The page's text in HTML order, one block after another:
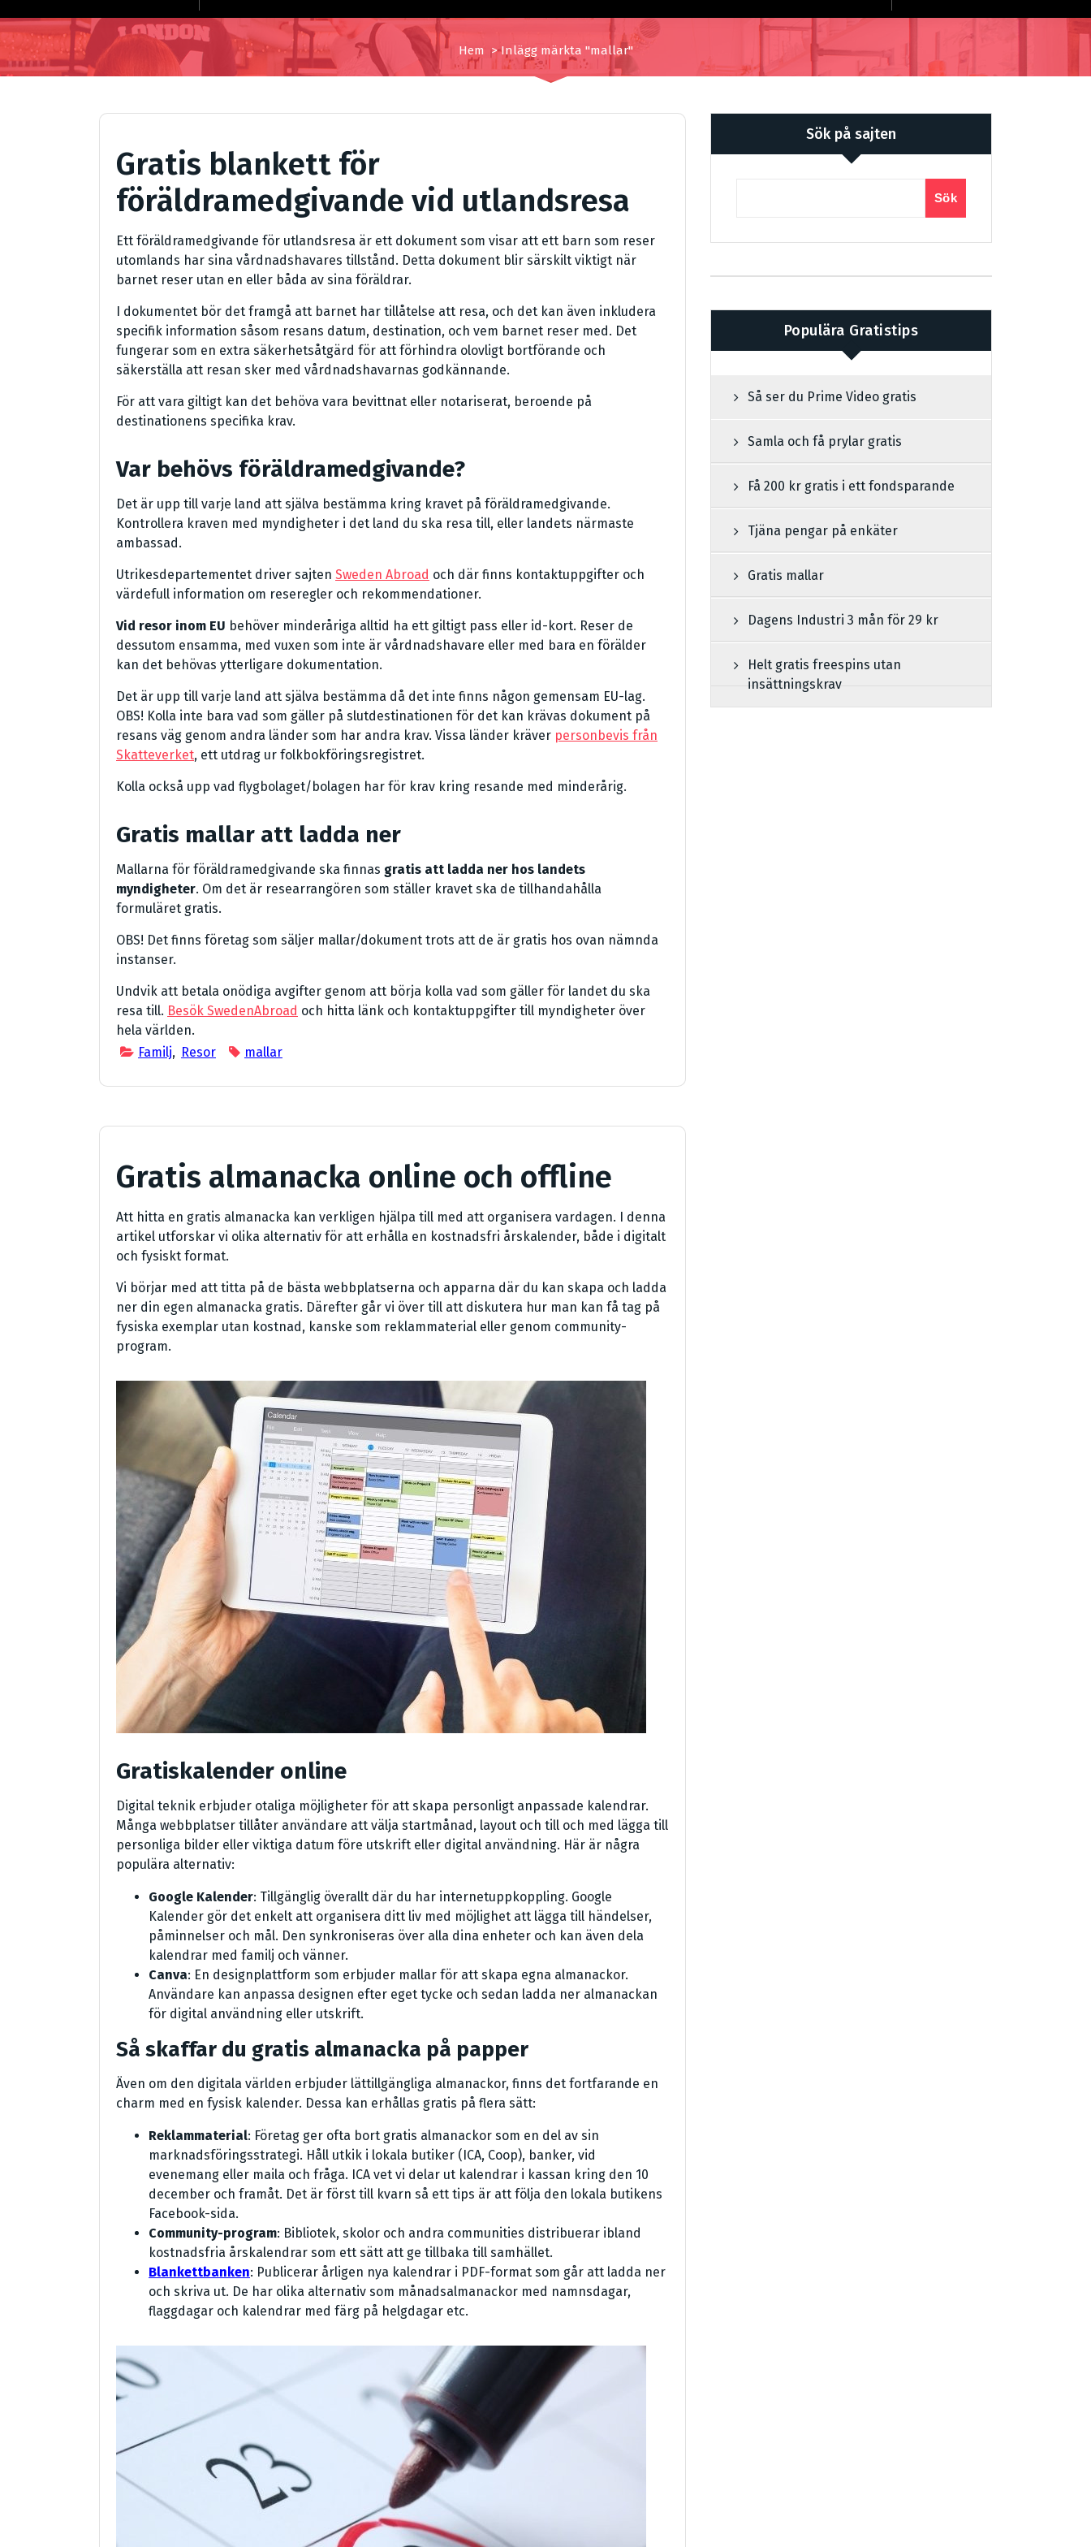
Hem >Inlägg märkta "mallar"
Gratis blankett för
föräldramedgivande vid utlandsresa
Ett föräldramedgivande för utlandsresa är ett dokument som visar att ett barn som reser
utomlands har sina vårdnadshavares tillstånd. Detta dokument blir särskilt viktigt när
barnet reser utan en eller båda av sina föräldrar.
I dokumentet bör det framgå att barnet har tillåtelse att resa, och det kan även inkludera
specifik information såsom resans datum, destination, och vem barnet reser med. Det
fungerar som en extra säkerhetsåtgärd för att förhindra olovligt bortförande och
säkerställa att resan sker med vårdnadshavarnas godkännande.
För att vara giltigt kan det behöva vara bevittnat eller notariserat, beroende på
destinationens specifika krav.
Var behövs föräldramedgivande?
Det är upp till varje land att själva bestämma kring kravet på föräldramedgivande.
Kontrollera kraven med myndigheter i det land du ska resa till, eller landets närmaste
ambassad.
Utrikesdepartementet driver sajten Sweden Abroad och där finns kontaktuppgifter och
värdefull information om reseregler och rekommendationer.
Vid resor inom EU behöver minderåriga alltid ha ett giltigt pass eller id-kort. Reser de
dessutom ensamma, med vuxen som inte är vårdnadshavare eller med bara en förälder
kan det behövas ytterligare dokumentation.
Det är upp till varje land att själva bestämma då det inte finns någon gemensam EU-lag.
OBS! Kolla inte bara vad som gäller på slutdestinationen för det kan krävas dokument på
resans väg genom andra länder som har andra krav. Vissa länder kräver personbevis från
Skatteverket, ett utdrag ur folkbokföringsregistret.
Kolla också upp vad flygbolaget/bolagen har för krav kring resande med minderårig.
Gratis mallar att ladda ner
Mallarna för föräldramedgivande ska finnas gratis att ladda ner hos landets
myndigheter. Om det är researrangören som ställer kravet ska de tillhandahålla
formuläret gratis.
OBS! Det finns företag som säljer mallar/dokument trots att de är gratis hos ovan nämnda
instanser.
Undvik att betala onödiga avgifter genom att börja kolla vad som gäller för landet du ska
resa till. Besök SwedenAbroad och hitta länk och kontaktuppgifter till myndigheter över
hela världen.
Familj, Resor mallar
Gratis almanacka online och offline
Att hitta en gratis almanacka kan verkligen hjälpa till med att organisera vardagen. I denna
artikel utforskar vi olika alternativ för att erhålla en kostnadsfri årskalender, både i digitalt
och fysiskt format.
Vi börjar med att titta på de bästa webbplatserna och apparna där du kan skapa och ladda
ner din egen almanacka gratis. Därefter går vi över till att diskutera hur man kan få tag på
fysiska exemplar utan kostnad, kanske som reklammaterial eller genom community-
program.
Gratiskalender online
Digital teknik erbjuder otaliga möjligheter för att skapa personligt anpassade kalendrar.
Många webbplatser tillåter användare att välja startmånad, layout och till och med lägga till
personliga bilder eller viktiga datum före utskrift eller digital användning. Här är några
populära alternativ:
Google Kalender: Tillgänglig överallt där du har internetuppkoppling. Google
Kalender gör det enkelt att organisera ditt liv med möjlighet att lägga till händelser,
påminnelser och mål. Den synkroniseras över alla dina enheter och kan även dela
kalendrar med familj och vänner.
Canva: En designplattform som erbjuder mallar för att skapa egna almanackor.
Användare kan anpassa designen efter eget tycke och sedan ladda ner almanackan
för digital användning eller utskrift.
Så skaffar du gratis almanacka på papper
Även om den digitala världen erbjuder lättillgängliga almanackor, finns det fortfarande en
charm med en fysisk kalender. Dessa kan erhållas gratis på flera sätt:
Reklammaterial: Företag ger ofta bort gratis almanackor som en del av sin
marknadsföringsstrategi. Håll utkik i lokala butiker (ICA, Coop), banker, vid
evenemang eller maila och fråga. ICA vet vi delar ut kalendrar i kassan kring den 10
december och framåt. Det är först till kvarn så ett tips är att följa den lokala butikens
Facebook-sida.
Community-program: Bibliotek, skolor och andra communities distribuerar ibland
kostnadsfria årskalendrar som ett sätt att ge tillbaka till samhället.
Blankettbanken: Publicerar årligen nya kalendrar i PDF-format som går att ladda ner
och skriva ut. De har olika alternativ som månadsalmanackor med namnsdagar,
flaggdagar och kalendrar med färg på helgdagar etc.
Sök på sajten
Sök
Populära Gratistips
Så ser du Prime Video gratis
Samla och få prylar gratis
Få 200 kr gratis i ett fondsparande
Tjäna pengar på enkäter
Gratis mallar
Dagens Industri 3 mån för 29 kr
Helt gratis freespins utan
insättningskrav